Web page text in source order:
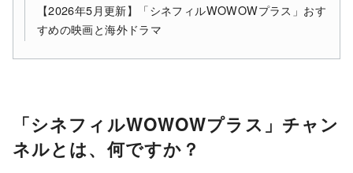
【2026年5月更新】「シネフィルWOWOWプラス」おす
すめの映画と海外ドラマ
「シネフィルWOWOWプラス」チャン
ネルとは、何ですか？